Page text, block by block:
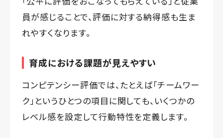
員が感じることで、評価に対する納得感も生ま
れやすくなります。
育成における課題が見えやすい
コンピテンシー評価では、たとえば「チームワー
ク」というひとつの項目に関しても、いくつかの
レベル感を設定して行動特性を定義します。